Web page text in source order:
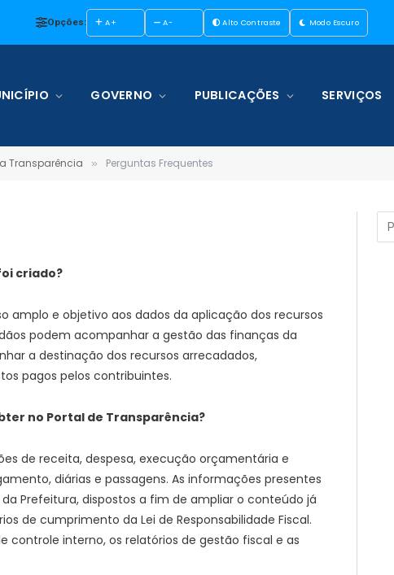
Opções: A+ A- Alto Contraste Modo Escuro
GOVERNO PUBLICAÇÕES SERVIÇOS
Transparência » Perguntas Frequentes
criado?
amplo e objetivo aos dados da aplicação dos recursos
podem acompanhar a gestão das finanças da
a destinação dos recursos arrecadados,
pagos pelos contribuintes.
no Portal de Transparência?
de receita, despesa, execução orçamentária e
diárias e passagens. As informações presentes
Prefeitura, dispostos a fim de ampliar o conteúdo já
de cumprimento da Lei de Responsabilidade Fiscal.
controle interno, os relatórios de gestão fiscal e as